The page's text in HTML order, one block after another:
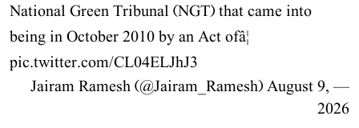
National Green Tribunal (NGT) that came into
being in October 2010 by an Act ofâ¦
pic.twitter.com/CL04ELJhJ3
— Jairam Ramesh (@Jairam_Ramesh)
August 9,
2026